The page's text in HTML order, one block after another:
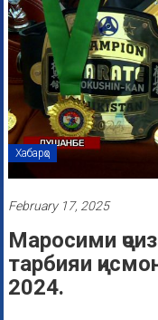
Хабарҳо
February 17, 2025
Маросими
тарбияи
2024.